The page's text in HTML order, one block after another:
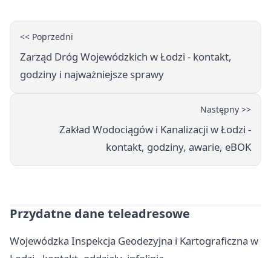
<< Poprzedni
Zarząd Dróg Wojewódzkich w Łodzi - kontakt,
godziny i najważniejsze sprawy
Następny >>
Zakład Wodociągów i Kanalizacji w Łodzi -
kontakt, godziny, awarie, eBOK
Przydatne dane teleadresowe
Wojewódzka Inspekcja Geodezyjna i Kartograficzna w